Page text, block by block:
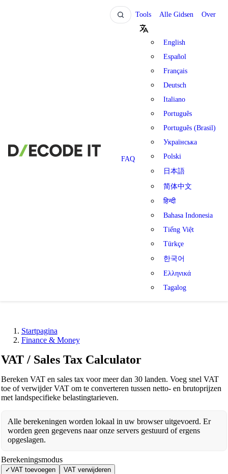
Tools Alle Gidsen Over
FAQ
English
Español
Français
Deutsch
Italiano
Português
Português (Brasil)
Українська
Polski
日本語
简体中文
हिन्दी
Bahasa Indonesia
Tiếng Việt
Türkçe
한국어
Ελληνικά
Tagalog
Startpagina
Finance & Money
VAT / Sales Tax Calculator
Bereken VAT en sales tax voor meer dan 30 landen. Voeg snel VAT
toe of verwijder VAT om te converteren tussen netto- en brutoprijzen
met landspecifieke belastingtarieven.
Alle berekeningen worden lokaal in uw browser uitgevoerd. Er
worden geen gegevens naar onze servers gestuurd of ergens
opgeslagen.
Berekeningsmodus
✓VAT toevoegen VAT verwijderen